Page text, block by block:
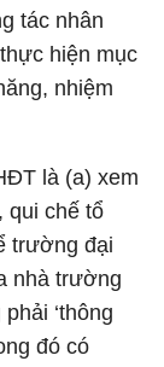
tác nhân
hiện mục
nhiệm
là (a) xem
qui chế tổ
trường đại
nhà trường
‘thông
đó có